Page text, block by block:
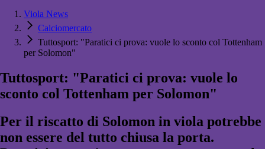
Viola News
Calciomercato
Tuttosport: "Paratici ci prova: vuole lo sconto col Tottenham
per Solomon"
Tuttosport: "Paratici ci prova: vuole lo
sconto col Tottenham per Solomon"
Per il riscatto di Solomon in viola potrebbe
non essere del tutto chiusa la porta.